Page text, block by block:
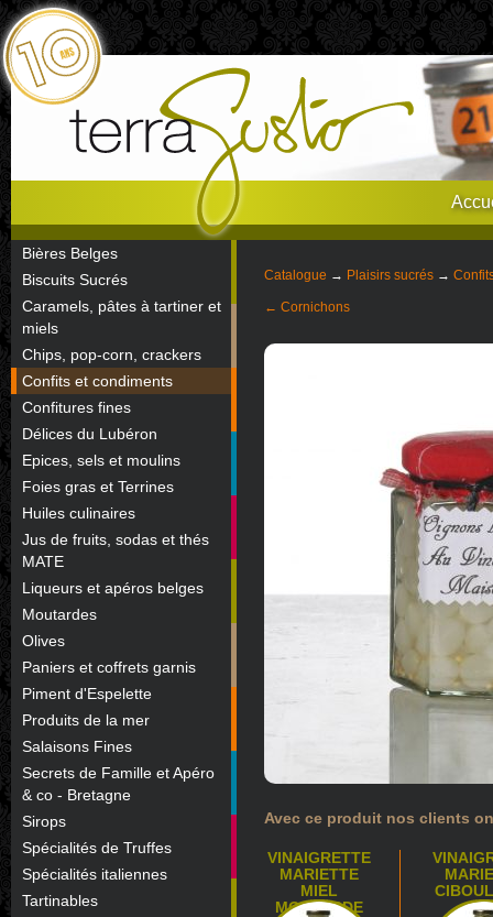
Bières Belges
Biscuits Sucrés
Caramels, pâtes à tartiner et
miels
Chips, pop-corn, crackers
Confits et condiments
Confitures fines
Délices du Lubéron
Epices, sels et moulins
Foies gras et Terrines
Huiles culinaires
Jus de fruits, sodas et thés
MATE
Liqueurs et apéros belges
Moutardes
Olives
Paniers et coffrets garnis
Piment d'Espelette
Produits de la mer
Salaisons Fines
Secrets de Famille et Apéro
& co - Bretagne
Sirops
Spécialités de Truffes
Spécialités italiennes
Tartinables
Catalogue → Plaisirs sucrés →
← Cornichons
Avec ce produit nos clients
VINAIGRETTE
MARIETTE
MIEL
MOUTARDE